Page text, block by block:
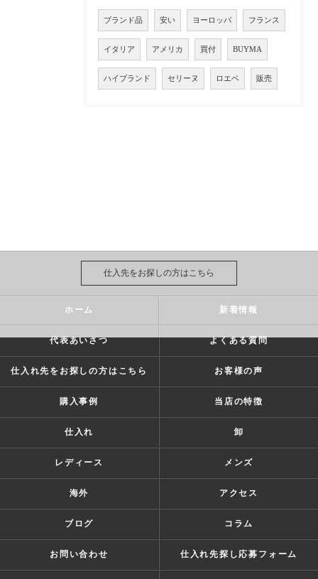
ブランド品 安い ヨーロッパ フランス
イタリア アメリカ 買付 BUYMA
ハイブランド セリーヌ ロエベ 販売
仕入先をお探しの方はこちら
ホーム 新着情報
代表あいさつ よくある質問
仕入れ先をお探しの方はこちら お客様の声
購入事例 当店の特徴
仕入れ 卸
レディース メンズ
海外 アクセス
ブログ コラム
お問い合わせ 仕入れ先探し応募フォーム